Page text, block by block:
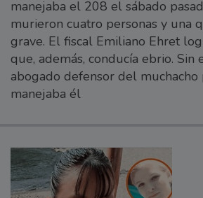
manejaba el 208 el sábado
murieron cuatro personas y una
grave. El fiscal Emiliano Ehret
que, además, conducía ebrio. Sin
abogado defensor del
manejaba él